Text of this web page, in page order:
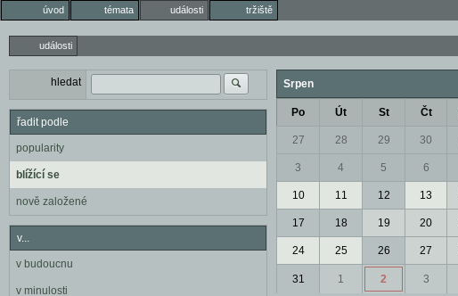
úvod témata události tržiště
události
hledat
řadit podle
popularity
blížící se
nově založené
v...
v budoucnu
v minulosti
Srpen
Po Út St Čt
27 28 29 30
3 4 5 6
10 11 12 13
17 18 19 20
24 25 26 27
31 1 2 3